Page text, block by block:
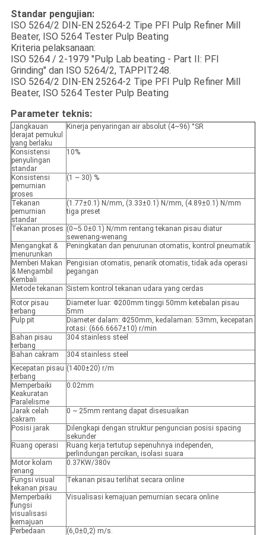
Standar pengujian:
ISO 5264/2 DIN-EN 25264-2 Tipe PFI Pulp Refiner Mill
Beater, ISO 5264 Tester Pulp Beating
Kriteria pelaksanaan:
ISO 5264 / 2-1979 "Pulp Lab beating - Part II: PFI
Grinding" dan ISO 5264/2, TAPPIT248.
ISO 5264/2 DIN-EN 25264-2 Tipe PFI Pulp Refiner Mill
Beater, ISO 5264 Tester Pulp Beating
Parameter teknis:
Jangkauan
derajat pemukul
yang berlaku
Kinerja penyaringan air absolut (4~96) °SR
Konsistensi
penyulingan
standar
10%
Konsistensi
pemurnian
proses
(1 ~ 30) %
Tekanan
pemurnian
standar
(1.77±0.1) N/mm, (3.33±0.1) N/mm, (4.89±0.1) N/mm
tiga preset
Tekanan proses (0~5.0±0.1) N/mm rentang tekanan pisau diatur
sewenang-wenang
Mengangkat &
menurunkan
Peningkatan dan penurunan otomatis, kontrol pneumatik
Memberi Makan
& Mengambil
Kembali
Pengisian otomatis, penarik otomatis, tidak ada operasi
pegangan
Metode tekanan Sistem kontrol tekanan udara yang cerdas
Rotor pisau
terbang
Diameter luar: Φ200mm tinggi 50mm ketebalan pisau
5mm
Pulp pit
Diameter dalam: Φ250mm, kedalaman: 53mm, kecepatan
rotasi: (666.6667±10) r/min
Bahan pisau
terbang
304 stainless steel
Bahan cakram
304 stainless steel
Kecepatan pisau
terbang
(1400±20) r/m
Memperbaiki
Keakuratan
Paralelisme
0.02mm
Jarak celah
cakram
0 ~ 25mm rentang dapat disesuaikan
Posisi jarak
Dilengkapi dengan struktur penguncian posisi spacing
sekunder
Ruang operasi
Ruang kerja tertutup sepenuhnya independen,
perlindungan percikan, isolasi suara
Motor kolam
renang
0.37KW/380v
Fungsi visual
tekanan pisau
Tekanan pisau terlihat secara online
Memperbaiki
fungsi
visualisasi
kemajuan
Visualisasi kemajuan pemurnian secara online
Perbedaan (6,0±0,2) m/s.